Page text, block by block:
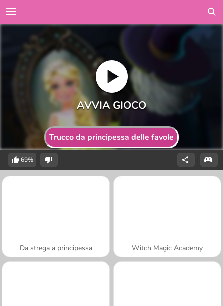
Trucco da principessa delle favole
69%
Da strega a principessa Witch Magic Academy